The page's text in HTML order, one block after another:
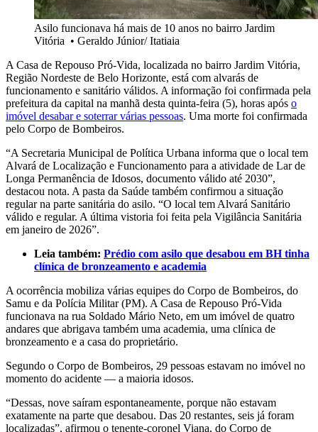
Asilo funcionava há mais de 10 anos no bairro Jardim
Vitória • Geraldo Júnior/ Itatiaia
A Casa de Repouso Pró-Vida, localizada no bairro Jardim Vitória,
Região Nordeste de Belo Horizonte, está com alvarás de
funcionamento e sanitário válidos. A informação foi confirmada pela
prefeitura da capital na manhã desta quinta-feira (5), horas após o
imóvel desabar e soterrar várias pessoas. Uma morte foi confirmada
pelo Corpo de Bombeiros.
“A Secretaria Municipal de Política Urbana informa que o local tem
Alvará de Localização e Funcionamento para a atividade de Lar de
Longa Permanência de Idosos, documento válido até 2030”,
destacou nota. A pasta da Saúde também confirmou a situação
regular na parte sanitária do asilo. “O local tem Alvará Sanitário
válido e regular. A última vistoria foi feita pela Vigilância Sanitária
em janeiro de 2026”.
Leia também: Prédio com asilo que desabou em BH tinha
clínica de bronzeamento e academia
A ocorrência mobiliza várias equipes do Corpo de Bombeiros, do
Samu e da Polícia Militar (PM). A Casa de Repouso Pró-Vida
funcionava na rua Soldado Mário Neto, em um imóvel de quatro
andares que abrigava também uma academia, uma clínica de
bronzeamento e a casa do proprietário.
Segundo o Corpo de Bombeiros, 29 pessoas estavam no imóvel no
momento do acidente — a maioria idosos.
“Dessas, nove saíram espontaneamente, porque não estavam
exatamente na parte que desabou. Das 20 restantes, seis já foram
localizadas”, afirmou o tenente-coronel Viana, do Corpo de